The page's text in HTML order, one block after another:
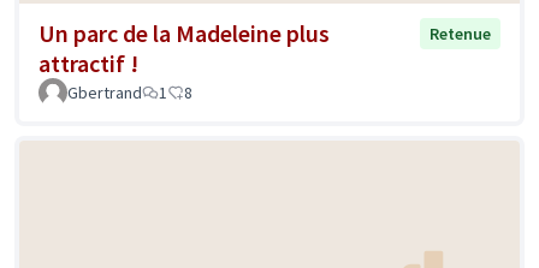
Un parc de la Madeleine plus
attractif !
Retenue
Gbertrand 1 8